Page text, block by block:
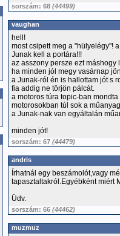
sorszám: 68 (44499)
vaughan
hell!
most csipett meg a "hülyelégy"!
Junak kell a portára!!!
az asszony persze ezt máshogy
ha minden jól megy vasárnap
a Junak-ról én is hallottam jót s
fia addig ne törjön pálcát.
a motoros túra topic-ban
motorosokban túl sok a
a Junak-nak van egyáltalán
minden jót!
sorszám: 67 (44479)
andris
Írhatnál egy beszámolót,vagy
tapasztaltakról.Egyébként miért
Üdv.
sorszám: 66 (44462)
muzmuz